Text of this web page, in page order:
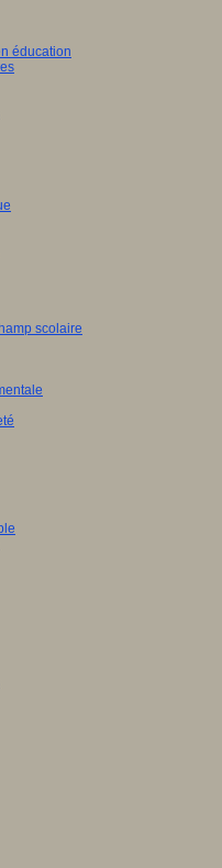
éducation
scolaire